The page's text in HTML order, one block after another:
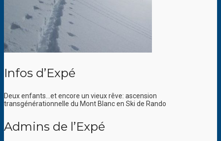
Infos d’Expé
Deux enfants…et encore un vieux rêve: ascension
transgénérationnelle du Mont Blanc en Ski de Rando
Admins de l’Expé